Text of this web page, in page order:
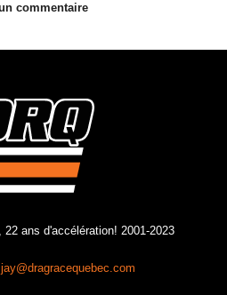
commentaire
22 ans d'accélération! 2001-2023
jay@dragracequebec.com